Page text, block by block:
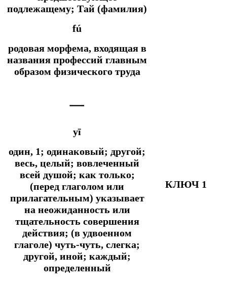
подлежащему; Тай (фамилия)
fú
родовая морфема, входящая в
названия профессий главным
образом физического труда
一
yī
один, 1; одинаковый; другой;
весь, целый; вовлеченный
всей душой; как только;
(перед глаголом или
прилагательным) указывает
на неожиданность или
тщательность совершения
действия; (в удвоенном
глаголе) чуть-чуть, слегка;
другой, иной; каждый;
определенный
КЛЮЧ 1